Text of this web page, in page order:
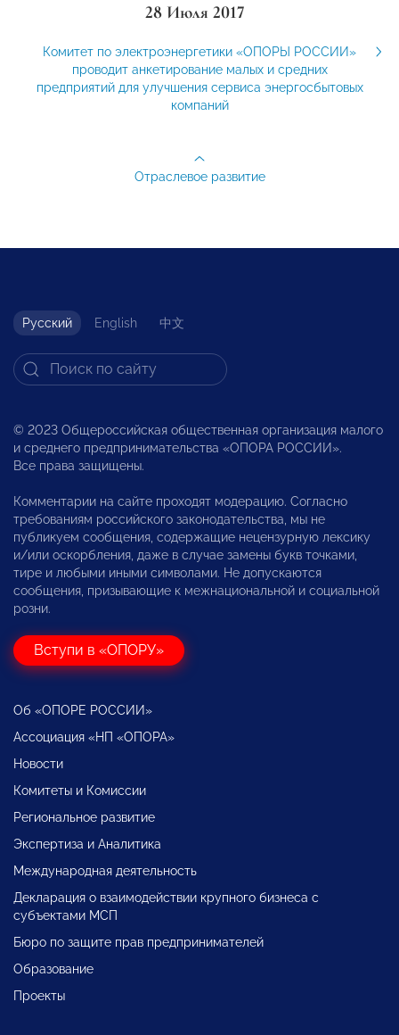
28 Июля 2017
Комитет по электроэнергетики «ОПОРЫ РОССИИ»
проводит анкетирование малых и средних
предприятий для улучшения сервиса энергосбытовых
компаний
Отраслевое развитие
Русский English 中文
© 2023 Общероссийская общественная организация малого
и среднего предпринимательства «ОПОРА РОССИИ».
Все права защищены.
Комментарии на сайте проходят модерацию. Согласно
требованиям российского законодательства, мы не
публикуем сообщения, содержащие нецензурную лексику
и/или оскорбления, даже в случае замены букв точками,
тире и любыми иными символами. Не допускаются
сообщения, призывающие к межнациональной и социальной
розни.
Вступи в «ОПОРУ»
Об «ОПОРЕ РОССИИ»
Ассоциация «НП «ОПОРА»
Новости
Комитеты и Комиссии
Региональное развитие
Экспертиза и Аналитика
Международная деятельность
Декларация о взаимодействии крупного бизнеса с
субъектами МСП
Бюро по защите прав предпринимателей
Образование
Проекты